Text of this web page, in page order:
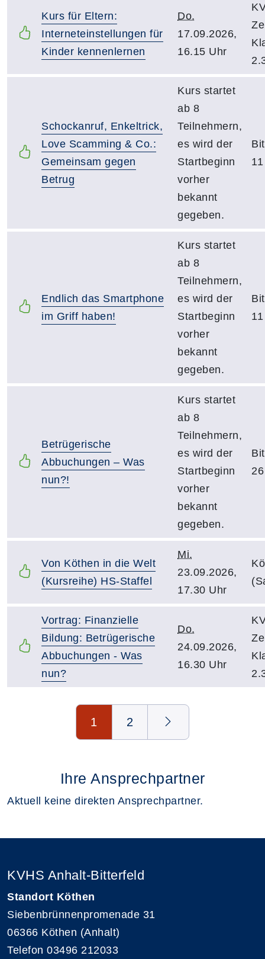
Kurs für Eltern:
Interneteinstellungen für
Kinder kennenlernen
Do.
17.09.2026,
16.15 Uhr
Schockanruf, Enkeltrick,
Love Scamming & Co.:
Gemeinsam gegen
Betrug
Kurs startet
ab 8
Teilnehmern,
es wird der
Startbeginn
vorher
bekannt
gegeben.
Endlich das Smartphone
im Griff haben!
Kurs startet
ab 8
Teilnehmern,
es wird der
Startbeginn
vorher
bekannt
gegeben.
Betrügerische
Abbuchungen – Was
nun?!
Kurs startet
ab 8
Teilnehmern,
es wird der
Startbeginn
vorher
bekannt
gegeben.
26
Von Köthen in die Welt
(Kursreihe) HS-Staffel
Mi.
23.09.2026,
17.30 Uhr
Vortrag: Finanzielle
Bildung: Betrügerische
Abbuchungen - Was
nun?
Do.
24.09.2026,
16.30 Uhr
1 2
Ihre Ansprechpartner
Aktuell keine direkten Ansprechpartner.
KVHS Anhalt-Bitterfeld
Standort Köthen
Siebenbrünnenpromenade 31
06366 Köthen (Anhalt)
Telefon 03496 212033